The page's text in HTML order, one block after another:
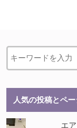
人気の投稿とペー
エ